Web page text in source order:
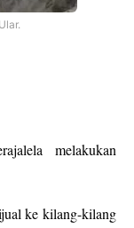
melakukan
ke kilang-kilang